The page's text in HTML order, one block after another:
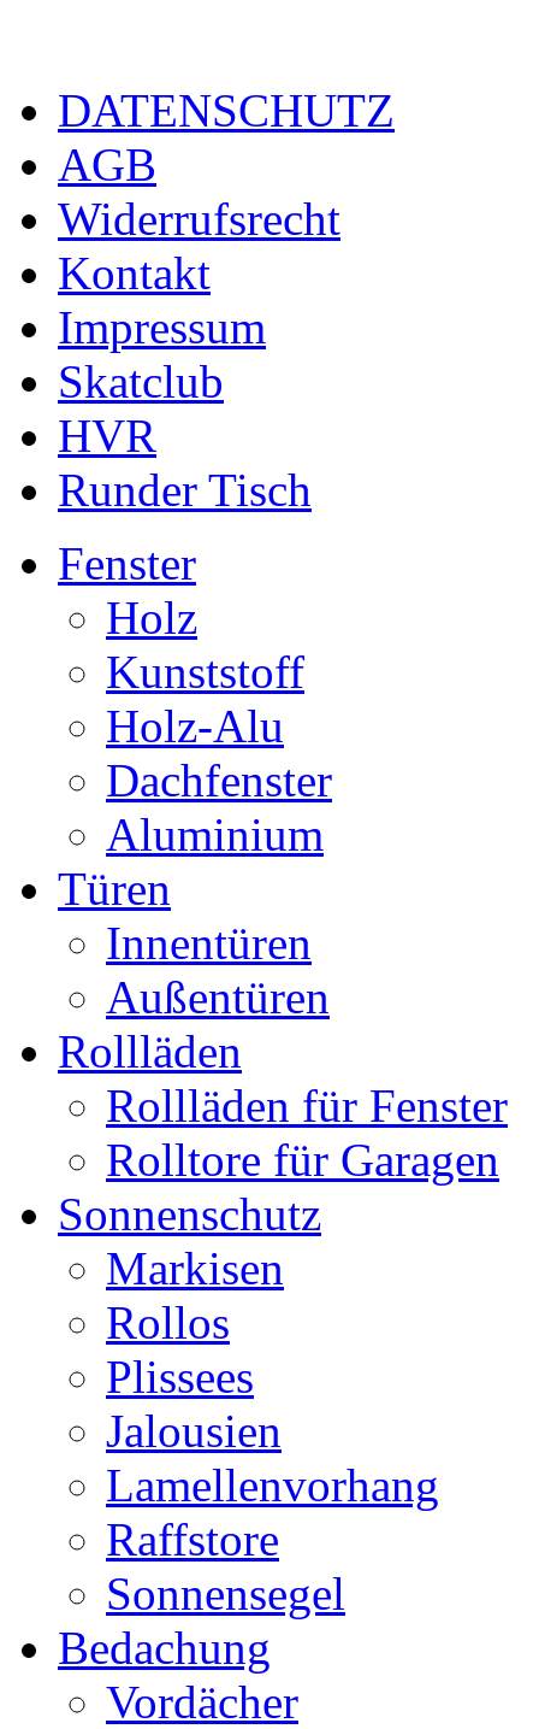
DATENSCHUTZ
AGB
Widerrufsrecht
Kontakt
Impressum
Skatclub
HVR
Runder Tisch
Fenster
Holz
Kunststoff
Holz-Alu
Dachfenster
Aluminium
Türen
Innentüren
Außentüren
Rollläden
Rollläden für Fenster
Rolltore für Garagen
Sonnenschutz
Markisen
Rollos
Plissees
Jalousien
Lamellenvorhang
Raffstore
Sonnensegel
Bedachung
Vordächer